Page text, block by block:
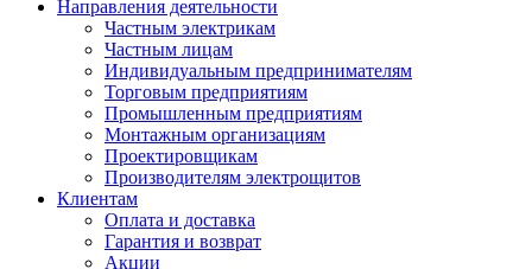
Направления деятельности
Частным электрикам
Частным лицам
Индивидуальным предпринимателям
Торговым предприятиям
Промышленным предприятиям
Монтажным организациям
Проектировщикам
Производителям электрощитов
Клиентам
Оплата и доставка
Гарантия и возврат
Акции